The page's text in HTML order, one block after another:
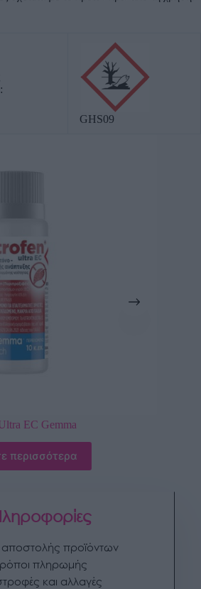
GHS09
Fendona Pro
περισσότερα
αποστολής προϊόντων
πληρωμής
και αλλαγές